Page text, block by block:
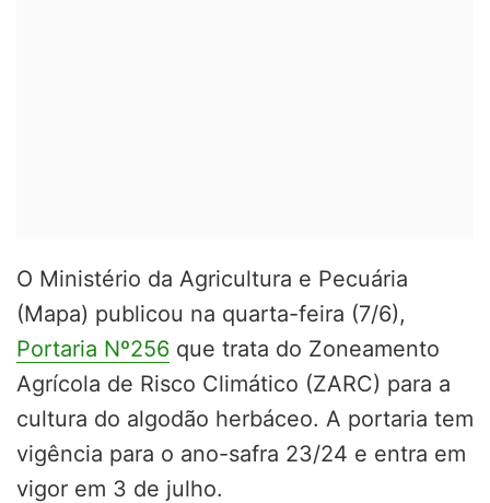
O Ministério da Agricultura e Pecuária
(Mapa) publicou na quarta-feira (7/6),
Portaria Nº256 que trata do Zoneamento
Agrícola de Risco Climático (ZARC) para a
cultura do algodão herbáceo. A portaria tem
vigência para o ano-safra 23/24 e entra em
vigor em 3 de julho.